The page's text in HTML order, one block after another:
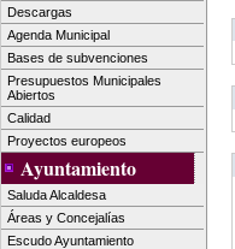
Descargas
Agenda Municipal
Bases de subvenciones
Presupuestos Municipales
Abiertos
Calidad
Proyectos europeos
Ayuntamiento
Saluda Alcaldesa
Áreas y Concejalías
Escudo Ayuntamiento